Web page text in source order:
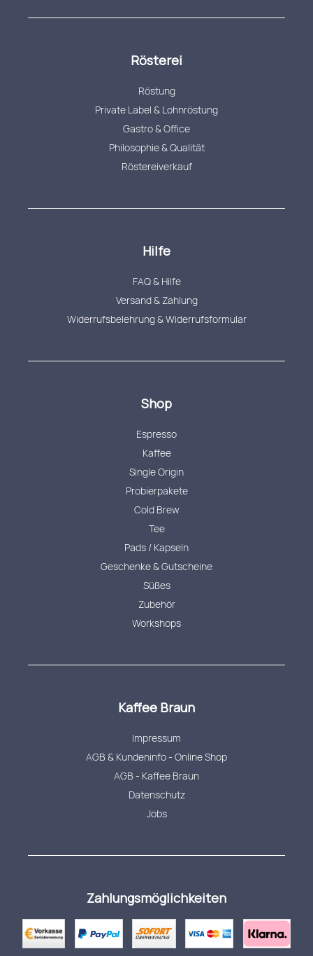
Rösterei
Röstung
Private Label & Lohnröstung
Gastro & Office
Philosophie & Qualität
Röstereiverkauf
Hilfe
FAQ & Hilfe
Versand & Zahlung
Widerrufsbelehrung & Widerrufsformular
Shop
Espresso
Kaffee
Single Origin
Probierpakete
Cold Brew
Tee
Pads / Kapseln
Geschenke & Gutscheine
Süßes
Zubehör
Workshops
Kaffee Braun
Impressum
AGB & Kundeninfo - Online Shop
AGB - Kaffee Braun
Datenschutz
Jobs
Zahlungsmöglichkeiten